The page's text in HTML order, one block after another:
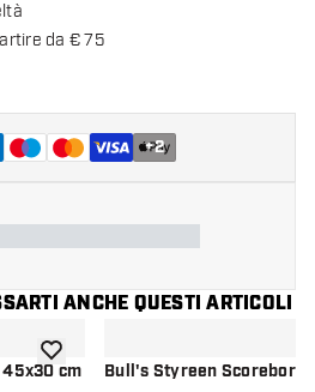
da € 75
+2
ANCHE QUESTI ARTICOLI
cm
aggiungi alla lista dei desideri
Bull's Styreen Scorebord